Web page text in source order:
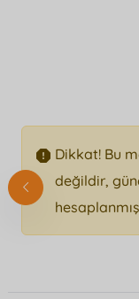
Dikkat! Bu
değildir,